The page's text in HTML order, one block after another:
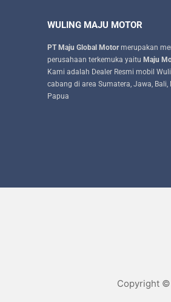
WULING MAJU MOTOR
PT Maju Global Motormerupakan
perusahaan terkemuka yaitu Maju
Kami adalah Dealer Resmi mobil
cabang di area Sumatera, Jawa, Bali,
Papua
Copyright